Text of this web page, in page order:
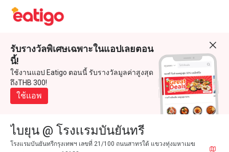
รับรางวัลพิเศษเฉพาะในแอปเลยตอน
นี้!
ใช้งานแอป Eatigo ตอนนี้ รับรางวัลมูลค่าสูงสุด
ถึงTHB 300!
ใช้แอพ
ไบยุน @ โรงเเรมบันยันทรี
โรงแรมบันยันทรีกรุงเทพฯ เลขที่ 21/100 ถนนสาทรใต้ แขวงทุ่งมหาเมฆ